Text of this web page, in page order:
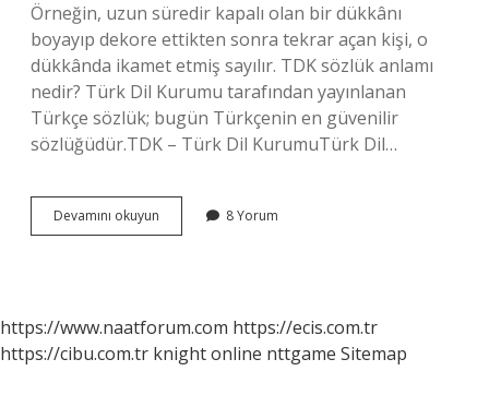
Örneğin, uzun süredir kapalı olan bir dükkânı
boyayıp dekore ettikten sonra tekrar açan kişi, o
dükkânda ikamet etmiş sayılır. TDK sözlük anlamı
nedir? Türk Dil Kurumu tarafından yayınlanan
Türkçe sözlük; bugün Türkçenin en güvenilir
sözlüğüdür.TDK – Türk Dil KurumuTürk Dil…
Devamını okuyun
Geçmek
8 Yorum
https://www.naatforum.com https://ecis.com.tr
https://cibu.com.tr knight online nttgame Sitemap